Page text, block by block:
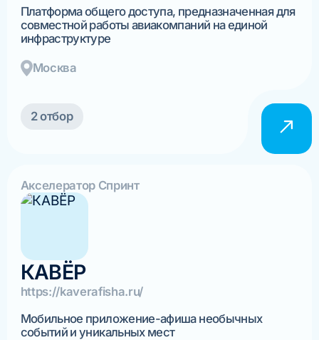
Платформа общего доступа, предназначенная для
совместной работы авиакомпаний на единой
инфраструктуре
Москва
2 отбор
Акселератор Спринт
КАВЁР
https://kaverafisha.ru/
Мобильное приложение-афиша необычных
событий и уникальных мест